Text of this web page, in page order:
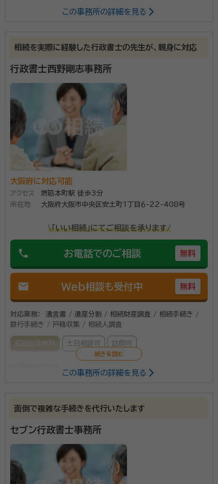
「相続財産は多くないし…」「うちは家族の仲が良いから
する諸手続きはもちろんのこと、「遺言書作成」「家族信
託」についてもご相談承ります。
この事務所の詳細を見る
相続を実際に経験した行政書士の先生が、親身に対応
行政書士西野剛志事務所
大阪府に対応可能
アクセス
堺筋本町駅 徒歩3分
所在地
大阪府大阪市中央区安土町1丁目６-22-408号
\「いい相続」にてご相談を承ります/
phone お電話でのご相談 無料
mail Web相談も受付中 無料
対応業務：
遺言書 / 遺産分割 / 相続財産調査 / 相続手続き /
銀行手続き / 戸籍収集 / 相続人調査
初回面談無料 土日相談可 訪問可
当事務所は、相続・遺言・終活を主に取り扱っています。
大阪市の市街地に位置し、好アクセスです。 お客様の心
相談内容に応じて、業務内容、業務に必要な期間の目
安、料金のお見積もりをご提示いたします。費用にご納
得いただいてからご依頼ください。 土日、祝日など営業
資格等：
この事務所の詳細を見る
面倒で複雑な手続きを代行いたします
セブン行政書士事務所